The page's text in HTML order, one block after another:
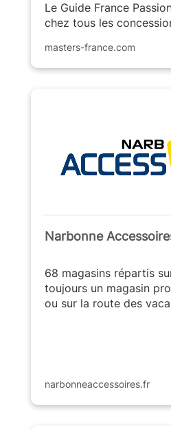
masters-france.com
Le Guide France
chez tous les
narbonneaccessoires.fr
Narbonne
68 magasins répartis
toujours un magasin
ou sur la route des